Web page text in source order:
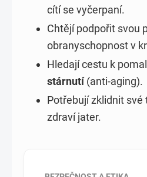
cítí se vyčerpaní.
Chtějí podpořit svou
obranyschopnost v
Hledají cestu k
stárnutí(anti-aging).
Potřebují zklidnit
zdraví jater.